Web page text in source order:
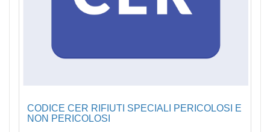
CODICE CER RIFIUTI SPECIALI PERICOLOSI E
NON PERICOLOSI